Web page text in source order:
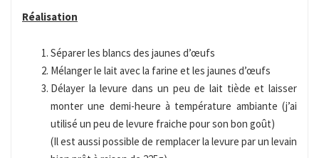
Réalisation
Séparer les blancs des jaunes d’œufs
Mélanger le lait avec la farine et les jaunes d’œufs
Délayer la levure dans un peu de lait tiède et laisser
monter une demi-heure à température ambiante (j’ai
utilisé un peu de levure fraiche pour son bon goût)
(Il est aussi possible de remplacer la levure par un levain